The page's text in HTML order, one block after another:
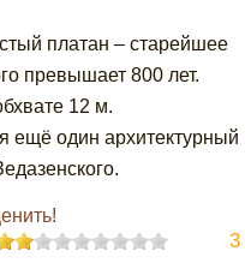
платан – старейшее
превышает 800 лет.
12 м.
ещё один архитектурный
3